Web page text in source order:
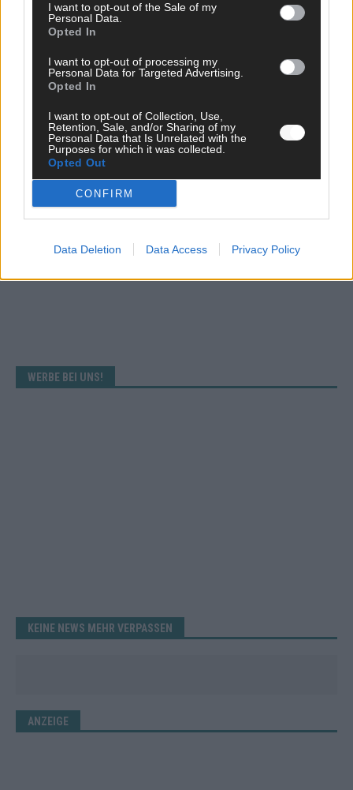
I want to opt-out of the Sale of my
Personal Data.
Opted In
I want to opt-out of processing my
Personal Data for Targeted Advertising.
Opted In
I want to opt-out of Collection, Use,
Retention, Sale, and/or Sharing of my
Personal Data that Is Unrelated with the
Purposes for which it was collected.
Opted Out
CONFIRM
Data Deletion Data Access Privacy Policy
EUROVISION
Vier Sieger gleichzeitig, Manipulationsverdacht, Jury-
Mai 2026
ANZEIGE
WERBE BEI UNS!
KEINE NEWS MEHR VERPASSEN
ANZEIGE